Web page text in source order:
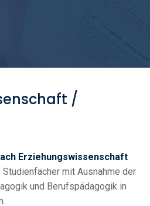
/
Erziehungswissenschaft
mit Ausnahme der
und Berufspädagogik in